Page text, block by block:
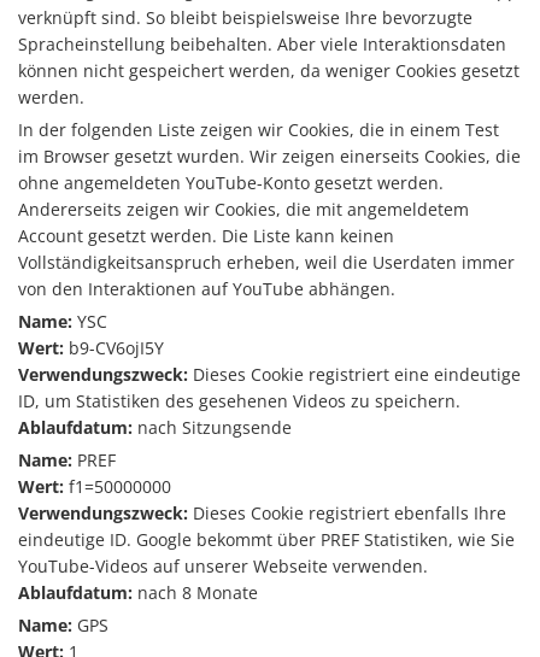
verknüpft sind. So bleibt beispielsweise Ihre bevorzugte
Spracheinstellung beibehalten. Aber viele Interaktionsdaten
können nicht gespeichert werden, da weniger Cookies gesetzt
werden.
In der folgenden Liste zeigen wir Cookies, die in einem Test
im Browser gesetzt wurden. Wir zeigen einerseits Cookies, die
ohne angemeldeten YouTube-Konto gesetzt werden.
Andererseits zeigen wir Cookies, die mit angemeldetem
Account gesetzt werden. Die Liste kann keinen
Vollständigkeitsanspruch erheben, weil die Userdaten immer
von den Interaktionen auf YouTube abhängen.
Name: YSC
Wert: b9-CV6ojI5Y
Verwendungszweck: Dieses Cookie registriert eine eindeutige
ID, um Statistiken des gesehenen Videos zu speichern.
Ablaufdatum: nach Sitzungsende
Name: PREF
Wert: f1=50000000
Verwendungszweck: Dieses Cookie registriert ebenfalls Ihre
eindeutige ID. Google bekommt über PREF Statistiken, wie Sie
YouTube-Videos auf unserer Webseite verwenden.
Ablaufdatum: nach 8 Monate
Name: GPS
Wert: 1